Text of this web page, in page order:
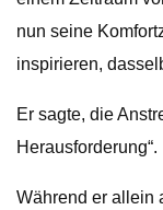
nun seine
inspirieren,
Er sagte, die
Herausforderung“.
Während er allein